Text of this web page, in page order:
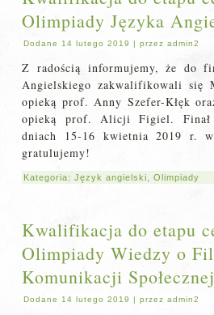
Olimpiady Języka
Dodane 14 lutego 2019 |przez admin2
Z radością informujemy, że do
Angielskiego zakwalifikowali się
opieką prof. Anny Szefer-Kłęk
opieką prof. Alicji Figiel. Finał
dniach 15-16 kwietnia 2019 r. w
gratulujemy!
Kategoria:Język angielski ,Olimpiady
Kwalifikacja do etapu
Olimpiady Wiedzy o
Komunikacji Społecznej
Dodane 14 lutego 2019 |przez admin2